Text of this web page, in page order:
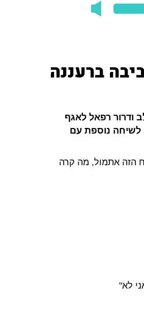
ברעננה
ודרור רפאל לאגף
לשיחה נוספת עם
הזה אתמול, מה קרה
לא"